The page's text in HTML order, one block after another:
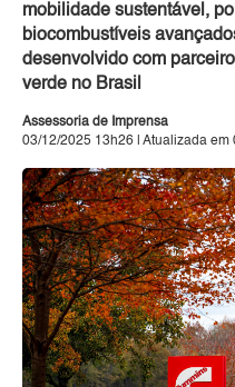
mobilidade sustentável,
biocombustíveis
desenvolvido com
verde no Brasil
Assessoria de Imprensa
03/12/2025 13h26 | Atualizada em